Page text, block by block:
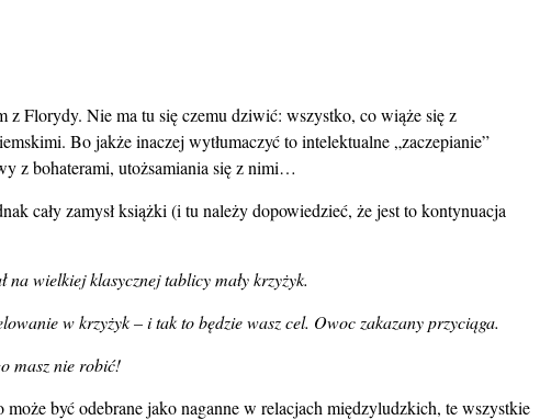
z Florydy. Nie ma tu się czemu dziwić: wszystko, co wiąże się z
Bo jakże inaczej wytłumaczyć to intelektualne „zaczepianie”
z bohaterami, utożsamiania się z nimi…
cały zamysł książki (i tu należy dopowiedzieć, że jest to kontynuacja
wielkiej klasycznej tablicy mały krzyżyk.
w krzyżyk – i tak to będzie wasz cel. Owoc zakazany przyciąga.
masz nie robić!
być odebrane jako naganne w relacjach międzyludzkich, te wszystkie